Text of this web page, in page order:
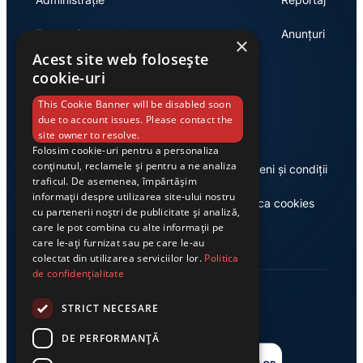
Economie Anunțuri
Link-uri utile
Despre noi
Casa de editură Exclusiv
Termeni și condiții
Politica cookies
×
Acest site web folosește
cookie-uri
This Cookie Banner will be disabled soon
due to account issues. Please contact the
site owner to resolve.
Folosim cookie-uri pentru a personaliza
conținutul, reclamele și pentru a ne analiza
traficul. De asemenea, împărtășim
informații despre utilizarea site-ului nostru
cu partenerii noștri de publicitate și analiză,
care le pot combina cu alte informații pe
care le-ați furnizat sau pe care le-au
colectat din utilizarea serviciilor lor. Politica
de confidențialitate
STRICT NECESARE
DE PERFORMANȚĂ